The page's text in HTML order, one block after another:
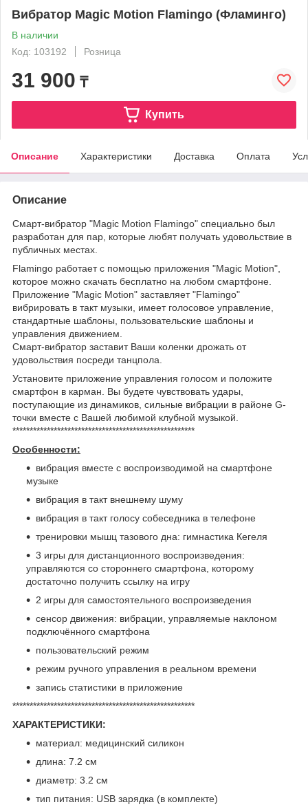
Вибратор Magic Motion Flamingo (Фламинго)
В наличии
Код: 103192
Розница
31 900 ₸
Купить
Описание Характеристики Доставка Оплата
Описание
Смарт-вибратор "Magic Motion Flamingo" специально был
разработан для пар, которые любят получать удовольствие в
публичных местах.
Flamingo работает с помощью приложения "Magic Motion",
которое можно скачать бесплатно на любом смартфоне.
Приложение "Magic Motion" заставляет "Flamingo"
вибрировать в такт музыки, имеет голосовое управление,
стандартные шаблоны, пользовательские шаблоны и
управления движением.
Смарт-вибратор заставит Ваши коленки дрожать от
удовольствия посреди танцпола.
Установите приложение управления голосом и положите
смартфон в карман. Вы будете чувствовать удары,
поступающие из динамиков, сильные вибрации в районе G-
точки вместе с Вашей любимой клубной музыкой.
*****************************************************
Особенности:
вибрация вместе с воспроизводимой на смартфоне
музыке
вибрация в такт внешнему шуму
вибрация в такт голосу собеседника в телефоне
тренировки мышц тазового дна: гимнастика Кегеля
3 игры для дистанционного воспроизведения:
управляются со стороннего смартфона, которому
достаточно получить ссылку на игру
2 игры для самостоятельного воспроизведения
сенсор движения: вибрации, управляемые наклоном
подключённого смартфона
пользовательский режим
режим ручного управления в реальном времени
запись статистики в приложение
*****************************************************
ХАРАКТЕРИСТИКИ:
материал: медицинский силикон
длина: 7.2 см
диаметр: 3.2 см
тип питания: USB зарядка (в комплекте)